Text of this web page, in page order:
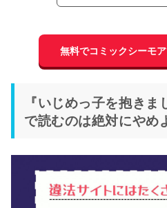
無料でコミックシーモ
『いじめっ子を抱き
で読むのは絶対にやめ